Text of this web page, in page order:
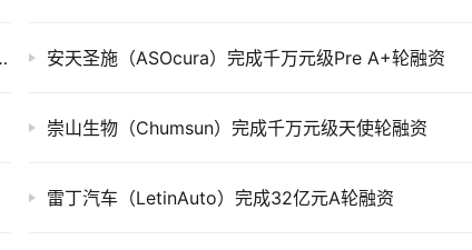
完成Pre-A轮融资 安天圣施（ASOcura）完成千万元级Pre A+轮融资
崇山生物（Chumsun）完成千万元级天使轮融资
雷丁汽车（LetinAuto）完成32亿元A轮融资